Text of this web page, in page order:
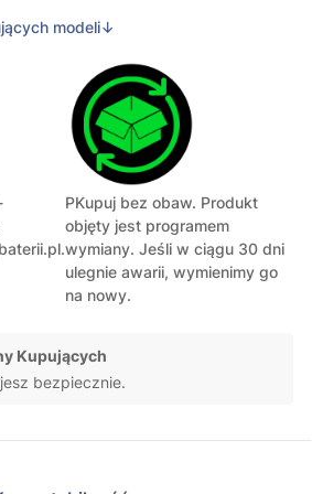
modeli↓
PKupuj bez obaw. Produkt
objęty jest programem
wymiany. Jeśli w ciągu 30 dni
ulegnie awarii, wymienimy go
na nowy.
Kupujących
bezpiecznie.